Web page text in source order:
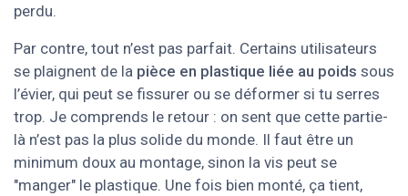
perdu.
Par contre, tout n’est pas parfait. Certains utilisateurs
se plaignent de la pièce en plastique liée au poids sous
l’évier, qui peut se fissurer ou se déformer si tu serres
trop. Je comprends le retour : on sent que cette partie-
là n’est pas la plus solide du monde. Il faut être un
minimum doux au montage, sinon la vis peut se
"manger" le plastique. Une fois bien monté, ça tient,